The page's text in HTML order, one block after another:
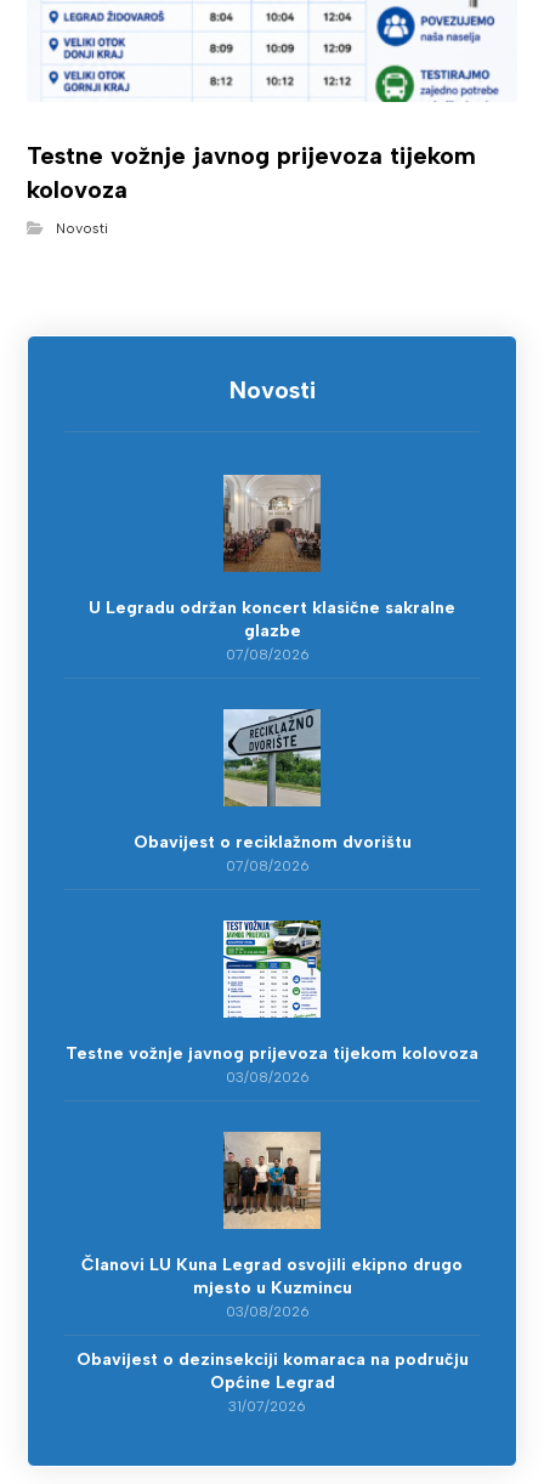
Testne vožnje javnog prijevoza tijekom
kolovoza
Novosti
Novosti
U Legradu održan koncert klasične sakralne
glazbe
07/08/2026
Obavijest o reciklažnom dvorištu
07/08/2026
Testne vožnje javnog prijevoza tijekom kolovoza
03/08/2026
Članovi LU Kuna Legrad osvojili ekipno drugo
mjesto u Kuzmincu
03/08/2026
Obavijest o dezinsekciji komaraca na području
Općine Legrad
31/07/2026